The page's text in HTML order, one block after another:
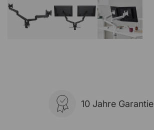
10 Jahre Garantie